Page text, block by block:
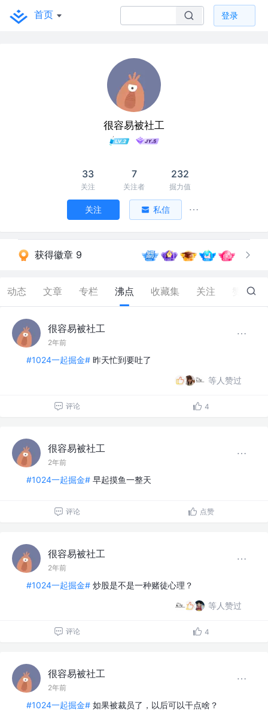
首页 登录
很容易被社工
33
关注
7
关注者
232
掘力值
关注 私信
获得徽章 9
动态 文章 专栏 沸点 收藏集 关注 67
很容易被社工
2年前
#1024一起掘金# 昨天忙到要吐了
等人赞过
评论 4
很容易被社工
2年前
#1024一起掘金# 早起摸鱼一整天
评论 点赞
很容易被社工
2年前
#1024一起掘金# 炒股是不是一种赌徒心理？
等人赞过
评论 4
很容易被社工
2年前
#1024一起掘金# 如果被裁员了，以后可以干点啥？